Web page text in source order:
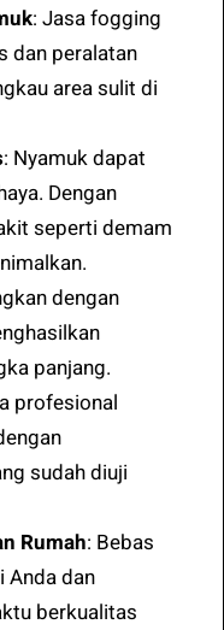
: Jasa fogging
dan peralatan
area sulit di
: Nyamuk dapat
Dengan
seperti demam
dengan
panjang.
profesional
sudah diuji
Rumah: Bebas
Anda dan
berkualitas